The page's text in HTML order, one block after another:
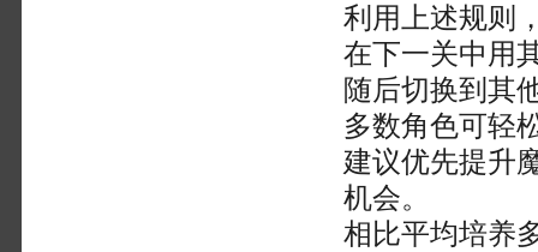
利用上述规则
在下一关中用
随后切换到其
多数角色可轻
建议优先提升
机会。
相比平均培养